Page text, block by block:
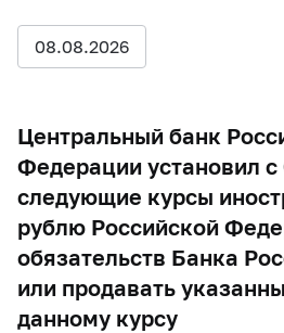
08.08.2026
Центральный банк
Федерации установил
следующие курсы
рублю Российской
обязательств Банка
или продавать
данному курсу